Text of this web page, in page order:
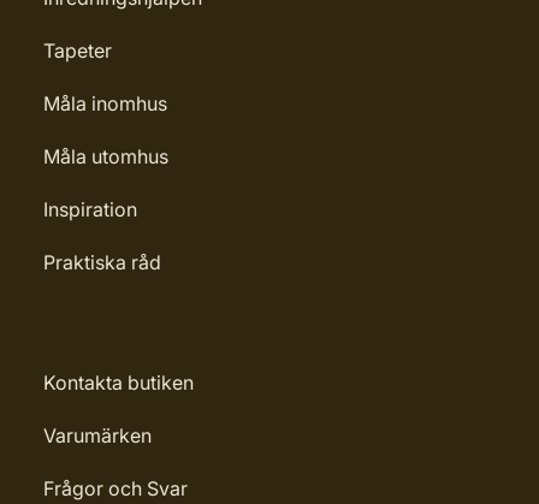
Tapeter
Måla inomhus
Måla utomhus
Inspiration
Praktiska råd
Kontakta butiken
Varumärken
Frågor och Svar